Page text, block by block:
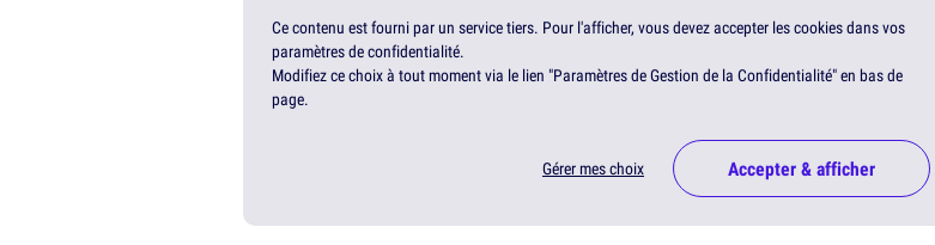
Ce contenu est fourni par un service tiers. Pour l'afficher, vous devez accepter les cookies dans vos
paramètres de confidentialité.
Modifiez ce choix à tout moment via le lien "Paramètres de Gestion de la Confidentialité" en bas de
page.
Gérer mes choix Accepter & afficher